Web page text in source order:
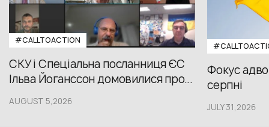
#CALLTOACTION
СКУ і Спеціальна посланниця ЄС
Ільва Йоганссон домовилися про...
AUGUST 5,2026
Фокус
серпні
JULY 31,2026